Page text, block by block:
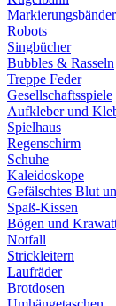
Markierungsbänder
Robots
Singbücher
Bubbles & Rasseln
Treppe Feder
Gesellschaftsspiele
Aufkleber und
Spielhaus
Regenschirm
Schuhe
Kaleidoskope
Gefälschtes Blut
Spaß-Kissen
Bögen und
Notfall
Strickleitern
Laufräder
Brotdosen